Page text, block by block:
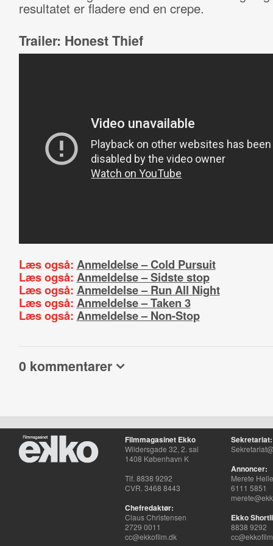
resultatet er fladere end en crepe.
Trailer: Honest Thief
Læs også: Anmeldelse – Cold Pursuit
Læs også: Anmeldelse – Sidste stop
Læs også: Anmeldelse – Run All Night
Læs også: Anmeldelse – Taken 3
Læs også: Anmeldelse – Non-Stop
0 kommentarer
Filmmagasinet Ekko
Wildersgade 32, 2. sal
1408 København K
Tlf. 8838 9292
CVR. 3468 8443
Chefredaktør:
Claus Christensen
2729 0011
cc@ekkofilm.dk
Sekretariat:
Annoncer:
Merete
6111 5851
Ekko
8838 9292